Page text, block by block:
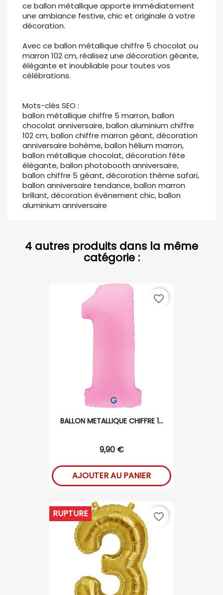
ce ballon métallique apporte immédiatement
une ambiance festive, chic et originale à votre
décoration.
Avec ce ballon métallique chiffre 5 chocolat ou
marron 102 cm, réalisez une décoration géante,
élégante et inoubliable pour toutes vos
célébrations.
Mots-clés SEO :
ballon métallique chiffre 5 marron, ballon
chocolat anniversaire, ballon aluminium chiffre
102 cm, ballon chiffre marron géant, décoration
anniversaire bohème, ballon hélium marron,
ballon métallique chocolat, décoration fête
élégante, ballon photobooth anniversaire,
ballon chiffre 5 géant, décoration thème safari,
ballon anniversaire tendance, ballon marron
brillant, décoration événement chic, ballon
aluminium anniversaire
4 autres produits dans la même
catégorie :
BALLON METALLIQUE CHIFFRE 1...
9,90 €
AJOUTER AU PANIER
favorite_border
RUPTURE favorite_border